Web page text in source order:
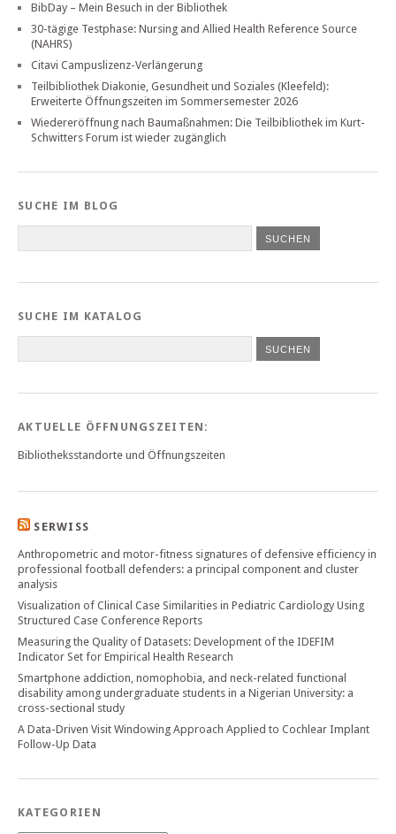
BibDay – Mein Besuch in der Bibliothek
30-tägige Testphase: Nursing and Allied Health Reference Source
(NAHRS)
Citavi Campuslizenz-Verlängerung
Teilbibliothek Diakonie, Gesundheit und Soziales (Kleefeld):
Erweiterte Öffnungszeiten im Sommersemester 2026
Wiedereröffnung nach Baumaßnahmen: Die Teilbibliothek im Kurt-
Schwitters Forum ist wieder zugänglich
SUCHE IM BLOG
SUCHE IM KATALOG
SUCHEN
AKTUELLE ÖFFNUNGSZEITEN:
Bibliotheksstandorte und Öffnungszeiten
SERWISS
Anthropometric and motor-fitness signatures of defensive efficiency in
professional football defenders: a principal component and cluster
analysis
Visualization of Clinical Case Similarities in Pediatric Cardiology Using
Structured Case Conference Reports
Measuring the Quality of Datasets: Development of the IDEFIM
Indicator Set for Empirical Health Research
Smartphone addiction, nomophobia, and neck-related functional
disability among undergraduate students in a Nigerian University: a
cross-sectional study
A Data-Driven Visit Windowing Approach Applied to Cochlear Implant
Follow-Up Data
KATEGORIEN